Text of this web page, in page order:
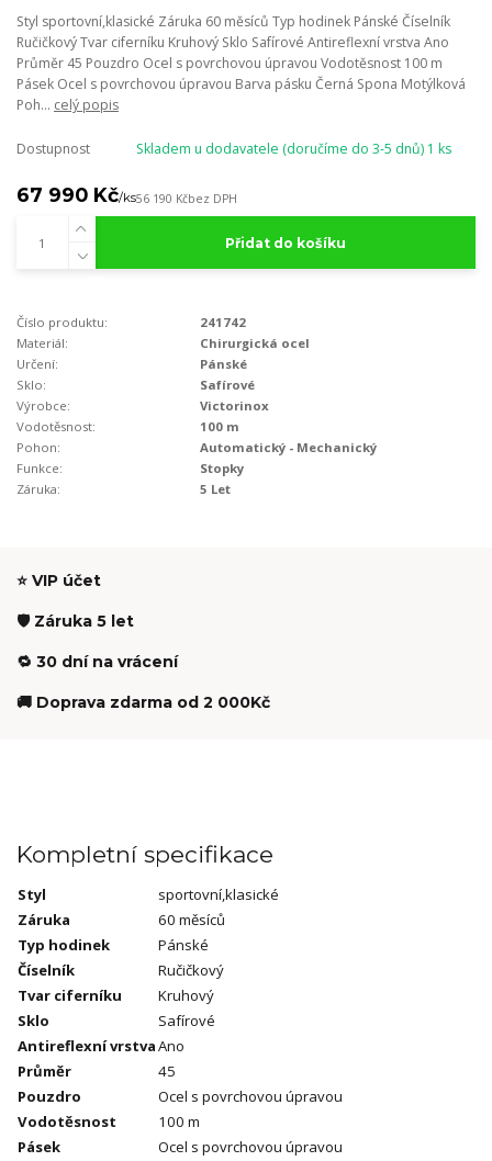
Styl sportovní,klasické Záruka 60 měsíců Typ hodinek Pánské Číselník
Ručičkový Tvar ciferníku Kruhový Sklo Safírové Antireflexní vrstva Ano
Průměr 45 Pouzdro Ocel s povrchovou úpravou Vodotěsnost 100 m
Pásek Ocel s povrchovou úpravou Barva pásku Černá Spona Motýlková
Poh... celý popis
Dostupnost Skladem u dodavatele (doručíme do 3-5 dnů) 1 ks
67 990 Kč/ks56 190 Kčbez DPH
Přidat do košíku
Číslo produktu:
241742
Materiál:
Chirurgická ocel
Určení:
Pánské
Sklo:
Safírové
Výrobce:
Victorinox
Vodotěsnost:
100 m
Pohon:
Automatický - Mechanický
Funkce:
Stopky
Záruka:
5 Let
⭐ VIP účet
🛡️ Záruka 5 let
🔁 30 dní na vrácení
🚚 Doprava zdarma od 2 000Kč
Kompletní specifikace
Styl
sportovní,klasické
Záruka
60 měsíců
Typ hodinek
Pánské
Číselník
Ručičkový
Tvar ciferníku
Kruhový
Sklo
Safírové
Antireflexní vrstvaAno
Průměr
45
Pouzdro
Ocel s povrchovou úpravou
Vodotěsnost
100 m
Pásek
Ocel s povrchovou úpravou